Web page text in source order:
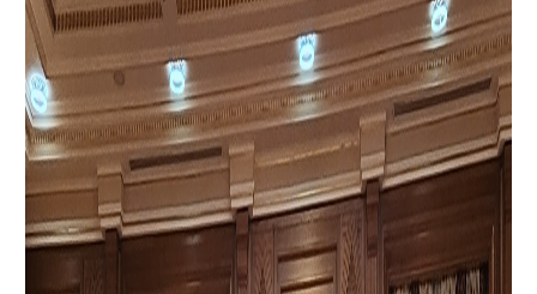
квалифицированных специалистов.